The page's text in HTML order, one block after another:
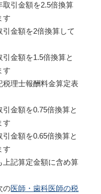
引金額を2.5倍換算
す
金額を2倍換算して
金額を1.5倍換算と
す
税理士報酬料金算定表
金額を0.75倍換算と
す
金額を0.65倍換算と
す
上記算定金額に含め算
の医師・歯科医師の税